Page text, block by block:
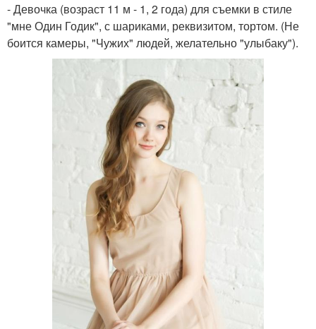
- Девочка (возраст 11 м - 1, 2 года) для съемки в стиле
"мне Один Годик", с шариками, реквизитом, тортом. (Не
боится камеры, "Чужих" людей, желательно "улыбаку").